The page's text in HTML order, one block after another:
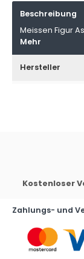
Beschreibung
Meissen Figur
Mehr
Hersteller
Kostenloser
Zahlungs- und